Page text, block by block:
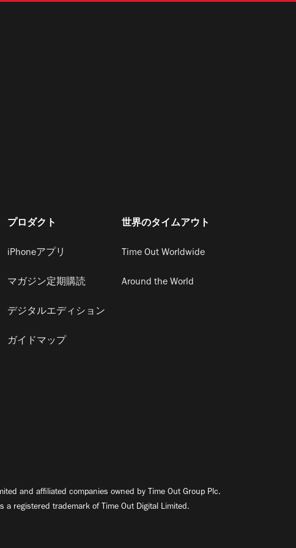
プロダクト
iPhoneアプリ
マガジン定期購読
デジタルエディション
ガイドマップ
世界のタイムアウト
Time Out Worldwide
Around the World
and affiliated companies owned by Time Out Group Plc.
a registered trademark of Time Out Digital Limited.